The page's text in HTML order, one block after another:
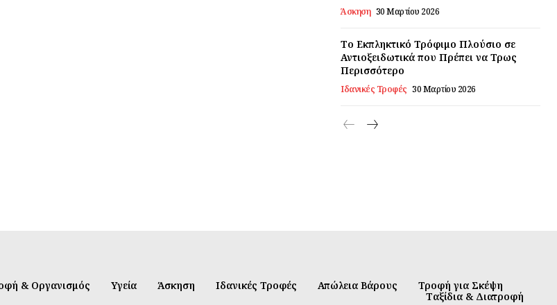
Άσκηση 30 Μαρτίου 2026
Το Εκπληκτικό Τρόφιμο Πλούσιο σε
Αντιοξειδωτικά που Πρέπει να Τρως
Περισσότερο
Ιδανικές Τροφές 30 Μαρτίου 2026
& Οργανισμός Υγεία Άσκηση Ιδανικές Τροφές Απώλεια Βάρους
Τροφή για Σκέψη
Ταξίδια & Διατροφή